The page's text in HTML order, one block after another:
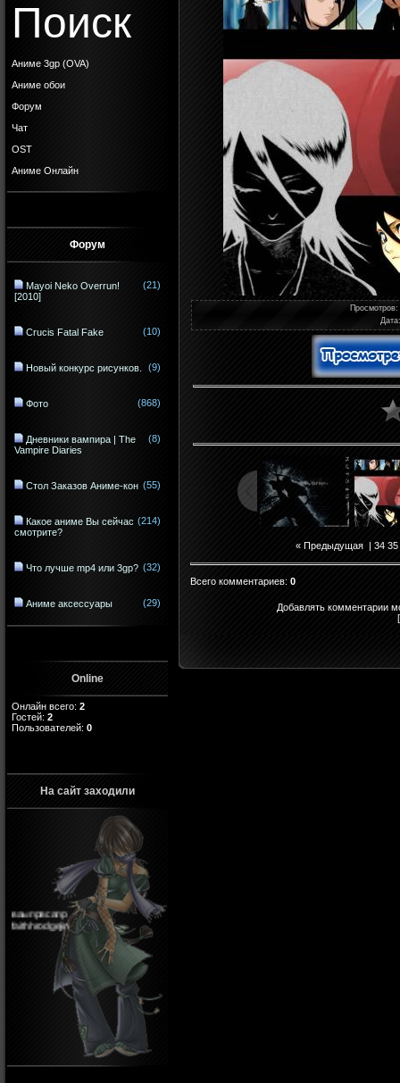
Поиск
Аниме 3gp (OVA)
Аниме обои
Форум
Чат
OST
Аниме Онлайн
Форум
Mayoi Neko Overrun!
[2010]
(21)
Crucis Fatal Fake (10)
Новый конкурс рисунков. (9)
Фото (868)
Дневники вампира | The
Vampire Diaries
(8)
Стол Заказов Аниме-кон (55)
Какое аниме Вы сейчас
смотрите?
(214)
Что лучше mp4 или 3gp? (32)
Аниме аксессуары (29)
Online
Онлайн всего: 2
Гостей: 2
Пользователей: 0
На сайт заходили
faithhrodgejin
Просмотров:
Дата
« Предыдущая | 34 35
Всего комментариев: 0
Добавлять комментарии